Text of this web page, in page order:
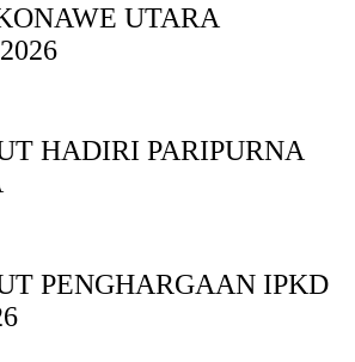
UTARA
HADIRI PARIPURNA
PENGHARGAAN IPKD